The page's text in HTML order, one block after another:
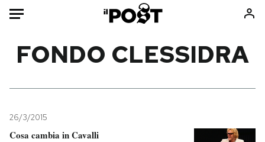
Mondo
Politica
FONDO CLESSIDRA
26/3/2015
Cosa cambia in Cavalli